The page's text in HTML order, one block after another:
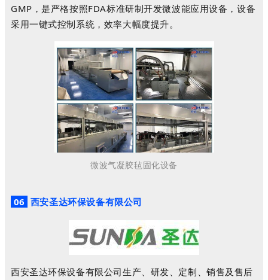
GMP，是严格按照FDA标准研制开发微波能应用设备，设备
采用一键式控制系统，效率大幅度提升。
微波气凝胶毡固化设备
06 西安圣达环保设备有限公司
西安圣达环保设备有限公司生产、研发、定制、销售及售后